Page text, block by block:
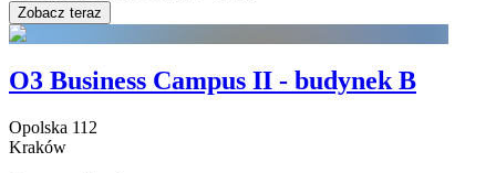
Zobacz teraz
O3 Business Campus II - budynek B
Opolska 112
Kraków